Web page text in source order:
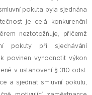
pokuta byla sjednána
je celá konkurenční
neztotožňuje, přičemž
pokuty při sjednávání
povinen vyhodnotit výkon
v ustanovení § 310 odst.
a sjednat smluvní pokutu,